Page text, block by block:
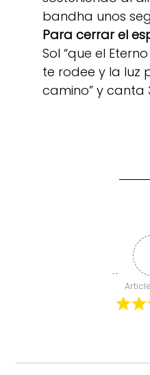
bandha unos
Para cerrar el
Sol “que el
te rodee y la luz
camino” y canta